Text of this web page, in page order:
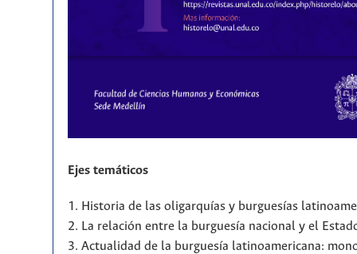
Ejes temáticos
1. Historia de las oligarquías y burguesías
2. La relación entre la burguesía nacional y el
3. Actualidad de la burguesía latinoamericana: